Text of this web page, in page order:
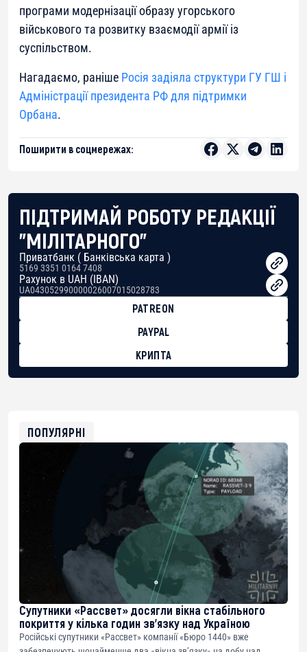
програми модернізації образу угорського
військового та розвитку взаємодії армії із
суспільством.
Нагадаємо, раніше Росія задіяла структури ГУ ГШ і
Адміністрації президента РФ для підтримки
Орбана.
Поширити в соцмережах:
ПІДТРИМАЙ РОБОТУ РЕДАКЦІЇ
"МІЛІТАРНОГО"
Приватбанк ( Банківська карта )
5169 3351 0164 7408
Рахунок в UAH (IBAN)
UA043052990000026007015028783
PATREON
PAYPAL
КРИПТА
0xfD02863D3289416fcF50975c9DFda13623f97758
ПОПУЛЯРНІ
Супутники «Рассвет» досягли вікна стабільного
покриття у кілька годин зв’язку над Україною
Російські супутники «Рассвет» компанії «Бюро 1440» вже